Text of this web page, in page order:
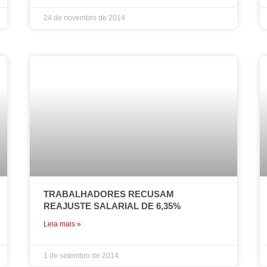
24 de novembro de 2014
TRABALHADORES RECUSAM
REAJUSTE SALARIAL DE 6,35%
Leia mais »
1 de setembro de 2014